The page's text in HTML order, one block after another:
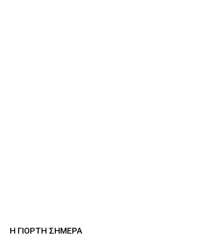
Η ΓΙΟΡΤΗ ΣΗΜΕΡΑ